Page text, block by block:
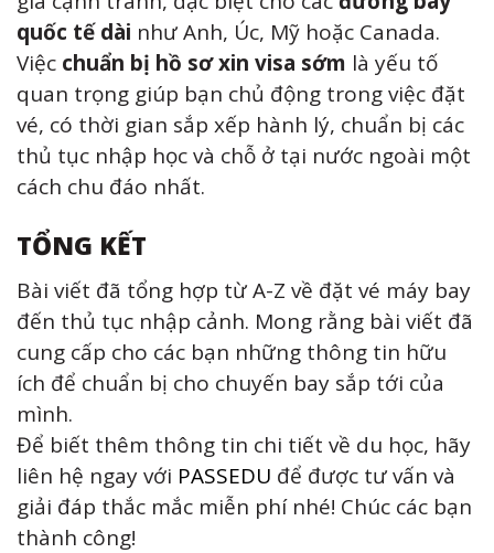
quốc tế dài như Anh, Úc, Mỹ hoặc Canada.
Việc chuẩn bị hồ sơ xin visa sớm là yếu tố
quan trọng giúp bạn chủ động trong việc đặt
vé, có thời gian sắp xếp hành lý, chuẩn bị các
thủ tục nhập học và chỗ ở tại nước ngoài một
cách chu đáo nhất.
TỔNG KẾT
Bài viết đã tổng hợp từ A-Z về đặt vé máy bay
đến thủ tục nhập cảnh. Mong rằng bài viết đã
cung cấp cho các bạn những thông tin hữu
ích để chuẩn bị cho chuyến bay sắp tới của
mình.
Để biết thêm thông tin chi tiết về du học, hãy
liên hệ ngay với PASSEDU để được tư vấn và
giải đáp thắc mắc miễn phí nhé! Chúc các bạn
thành công!